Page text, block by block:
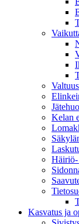
Kelan
Häiriö-
Kasvatus ja